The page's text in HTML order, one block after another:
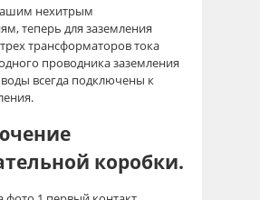
нехитрым
теперь для заземления
трансформаторов тока
проводника заземления
всегда подключены к
коробки.